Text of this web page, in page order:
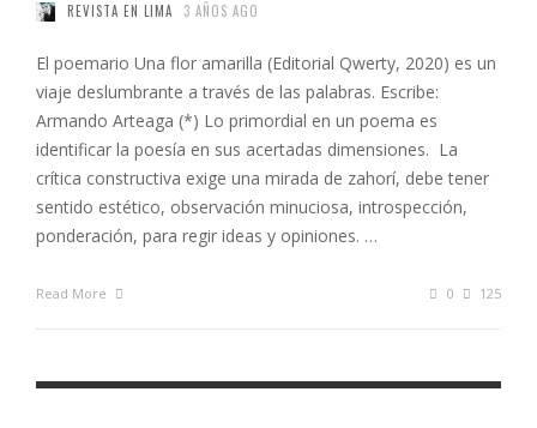
REVISTA EN LIMA 3 AÑOS AGO
El poemario Una flor amarilla (Editorial Qwerty, 2020) es un
viaje deslumbrante a través de las palabras. Escribe:
Armando Arteaga (*) Lo primordial en un poema es
identificar la poesía en sus acertadas dimensiones. La
crítica constructiva exige una mirada de zahorí, debe tener
sentido estético, observación minuciosa, introspección,
ponderación, para regir ideas y opiniones. …
Read More 0 125